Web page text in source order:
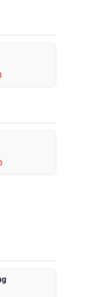
các thiết bị
phối.
qua trung